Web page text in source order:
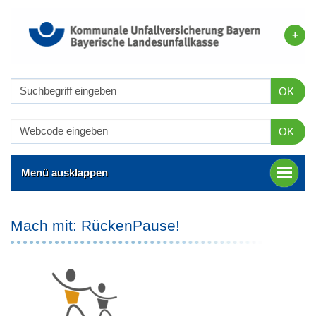
OK
OK
Menü ausklappen
Mach mit: RückenPause!